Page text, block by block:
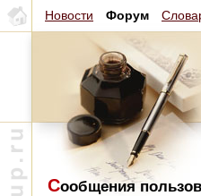
Новости Форум
Сообщения